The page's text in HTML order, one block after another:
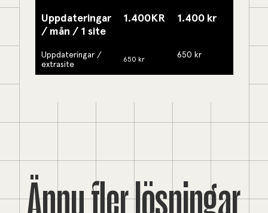
Uppdateringar
/ mån / 1 site
1.400KR 1.400 kr
Uppdateringar /
extrasite
650 kr 650 kr
Ännu fler lösningar